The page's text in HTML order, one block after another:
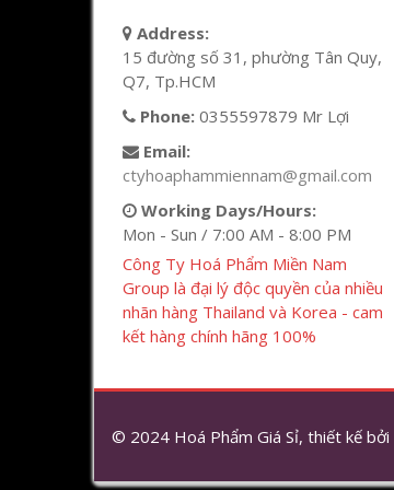
Address:
15 đường số 31, phường Tân Quy,
Q7, Tp.HCM
Phone: 0355597879 Mr Lợi
Email:
ctyhoaphammiennam@gmail.com
Working Days/Hours:
Mon - Sun / 7:00 AM - 8:00 PM
Công Ty Hoá Phẩm Miền Nam
Group là đại lý độc quyền của nhiều
nhãn hàng Thailand và Korea - cam
kết hàng chính hãng 100%
© 2024 Hoá Phẩm Giá Sỉ, thiết kế bởi